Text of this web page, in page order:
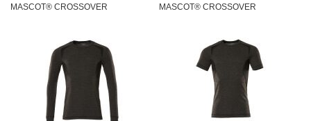
MASCOT® CROSSOVER MASCOT® CROSSOVER